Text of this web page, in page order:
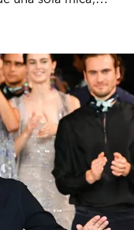
vintage y
¿El detalle
doble G.